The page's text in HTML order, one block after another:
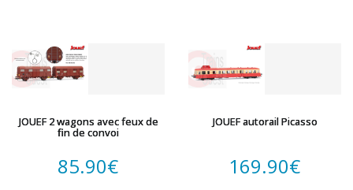
JOUEF 2 wagons avec feux de
fin de convoi
85.90€
JOUEF autorail Picasso
169.90€